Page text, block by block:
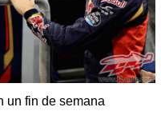
un fin de semana